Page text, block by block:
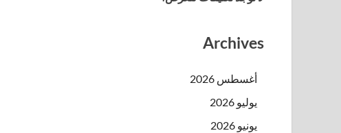
Archives
أغسطس 2026
يوليو 2026
يونيو 2026